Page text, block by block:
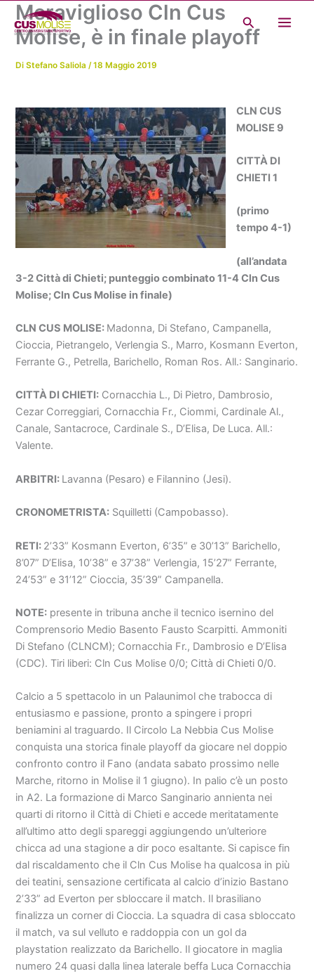
contenuto
Cerca
Meraviglioso Cln Cus
Molise, è in finale playoff
DiStefano Saliola/18 Maggio 2019
CLN CUS
MOLISE 9
CITTÀ DI
CHIETI 1
(primo
tempo 4-1)
(all’andata
3-2 Città di Chieti; punteggio combinato 11-4 Cln Cus
Molise; Cln Cus Molise in finale)
CLN CUS MOLISE: Madonna, Di Stefano, Campanella,
Cioccia, Pietrangelo, Verlengia S., Marro, Kosmann Everton,
Ferrante G., Petrella, Barichello, Roman Ros. All.: Sanginario.
CITTÀ DI CHIETI: Cornacchia L., Di Pietro, Dambrosio,
Cezar Correggiari, Cornacchia Fr., Ciommi, Cardinale Al.,
Canale, Santacroce, Cardinale S., D’Elisa, De Luca. All.:
Valente.
ARBITRI: Lavanna (Pesaro) e Filannino (Jesi).
CRONOMETRISTA: Squilletti (Campobasso).
RETI: 2’33” Kosmann Everton, 6’35” e 30’13” Barichello,
8’07” D’Elisa, 10’38” e 37’38” Verlengia, 15’27” Ferrante,
24’53” e 31’12” Cioccia, 35’39” Campanella.
NOTE: presente in tribuna anche il tecnico isernino del
Comprensorio Medio Basento Fausto Scarpitti. Ammoniti
Di Stefano (CLNCM); Cornacchia Fr., Dambrosio e D’Elisa
(CDC). Tiri liberi: Cln Cus Molise 0/0; Città di Chieti 0/0.
Calcio a 5 spettacolo in un Palaunimol che trabocca di
entusiasmo e passione, pronto a spingere i propri
beniamini al traguardo. Il Circolo La Nebbia Cus Molise
conquista una storica finale playoff da giocare nel doppio
confronto contro il Fano (andata sabato prossimo nelle
Marche, ritorno in Molise il 1 giugno). In palio c’è un posto
in A2. La formazione di Marco Sanginario annienta nei
quarti di ritorno il Città di Chieti e accede meritatamente
all’ultimo atto degli spareggi aggiungendo un’ulteriore
chicca ad una stagione a dir poco esaltante. Si capisce fin
dal riscaldamento che il Cln Cus Molise ha qualcosa in più
dei teatini, sensazione certificata al calcio d’inizio Bastano
2’33” ad Everton per sbloccare il match. Il brasiliano
finalizza un corner di Cioccia. La squadra di casa sbloccato
il match, va sul velluto e raddoppia con un gol da
playstation realizzato da Barichello. Il giocatore in maglia
numero 24 quasi dalla linea laterale beffa Luca Cornacchia